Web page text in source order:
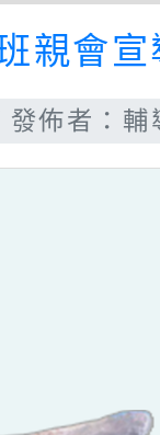
親會宣
發佈者：輔